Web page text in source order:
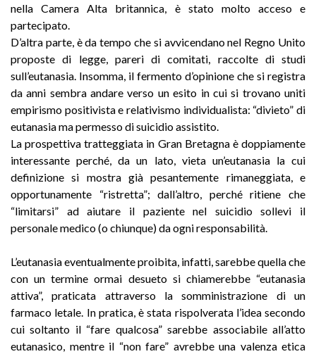
nella Camera Alta britannica, è stato molto acceso e
partecipato.
D’altra parte, è da tempo che si avvicendano nel Regno Unito
proposte di legge, pareri di comitati, raccolte di studi
sull’eutanasia. Insomma, il fermento d’opinione che si registra
da anni sembra andare verso un esito in cui si trovano uniti
empirismo positivista e relativismo individualista: “divieto” di
eutanasia ma permesso di suicidio assistito.
La prospettiva tratteggiata in Gran Bretagna è doppiamente
interessante perché, da un lato, vieta un’eutanasia la cui
definizione si mostra già pesantemente rimaneggiata, e
opportunamente “ristretta”; dall’altro, perché ritiene che
“limitarsi” ad aiutare il paziente nel suicidio sollevi il
personale medico (o chiunque) da ogni responsabilità.
L’eutanasia eventualmente proibita, infatti, sarebbe quella che
con un termine ormai desueto si chiamerebbe “eutanasia
attiva”, praticata attraverso la somministrazione di un
farmaco letale. In pratica, è stata rispolverata l’idea secondo
cui soltanto il “fare qualcosa” sarebbe associabile all’atto
eutanasico, mentre il “non fare” avrebbe una valenza etica